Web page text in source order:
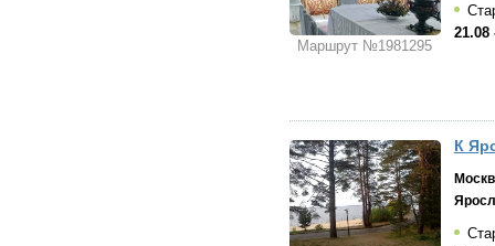
Маршрут №1981295
21.08
К